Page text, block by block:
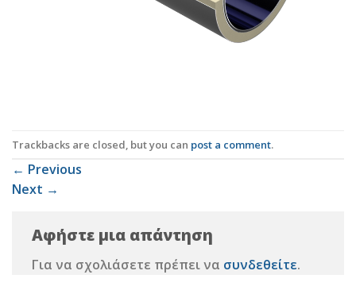
Trackbacks are closed, but you can post a comment.
← Previous
Next →
Αφήστε μια απάντηση
Για να σχολιάσετε πρέπει να συνδεθείτε.